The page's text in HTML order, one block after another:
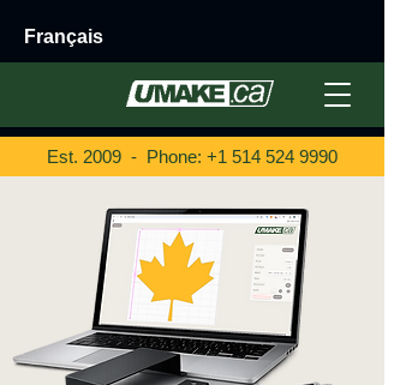
Français
Est. 2009 - Phone: +1 514 524 9990